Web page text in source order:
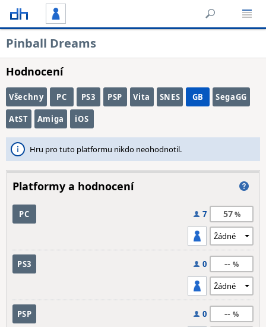
Pinball Dreams
Hodnocení
Všechny PC PS3 PSP Vita SNES GB SegaGG
AtST Amiga iOS
Hru pro tuto platformu nikdo neohodnotil.
Platformy a hodnocení
PC 7 57
PS3 0 --
PSP 0 --